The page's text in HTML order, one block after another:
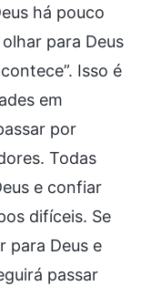
há pouco
para Deus
Isso é
em
por
Todas
e confiar
difíceis. Se
para Deus e
passar